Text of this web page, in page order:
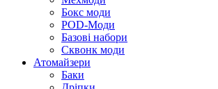
Бокс моди
POD-Моди
Базові набори
Сквонк моди
Атомайзери
Баки